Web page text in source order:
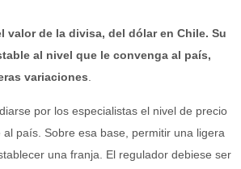
valor de la divisa, del dólar en Chile. Su
al nivel que le convenga al país,
variaciones.
por los especialistas el nivel de precio
país. Sobre esa base, permitir una ligera
una franja. El regulador debiese ser